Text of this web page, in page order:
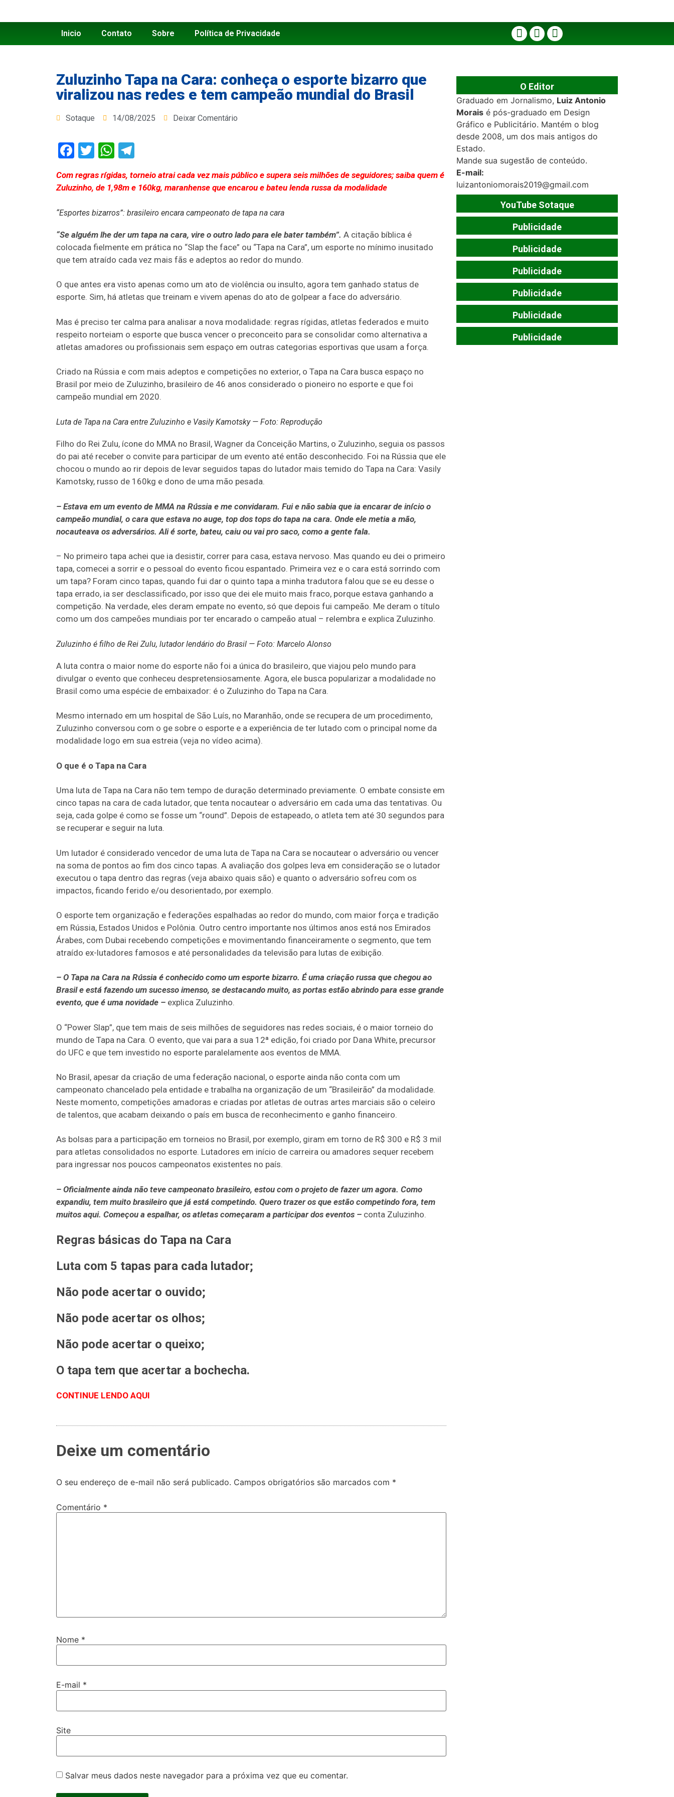
Inicio Contato Sobre Política de Privacidade
Zuluzinho Tapa na Cara: conheça o esporte bizarro que
viralizou nas redes e tem campeão mundial do Brasil
Sotaque 14/08/2025 Deixar Comentário
Facebook
TwitterWhatsApp
Com regras rígidas, torneio atrai cada vez mais público e supera seis milhões de seguidores; saiba quem é
Zuluzinho, de 1,98m e 160kg, maranhense que encarou e bateu lenda russa da modalidade
“Esportes bizarros”: brasileiro encara campeonato de tapa na cara
“Se alguém lhe der um tapa na cara, vire o outro lado para ele bater também”. A citação bíblica é
colocada fielmente em prática no “Slap the face” ou “Tapa na Cara”, um esporte no mínimo inusitado
que tem atraído cada vez mais fãs e adeptos ao redor do mundo.
O que antes era visto apenas como um ato de violência ou insulto, agora tem ganhado status de
esporte. Sim, há atletas que treinam e vivem apenas do ato de golpear a face do adversário.
Mas é preciso ter calma para analisar a nova modalidade: regras rígidas, atletas federados e muito
respeito norteiam o esporte que busca vencer o preconceito para se consolidar como alternativa a
atletas amadores ou profissionais sem espaço em outras categorias esportivas que usam a força.
Criado na Rússia e com mais adeptos e competições no exterior, o Tapa na Cara busca espaço no
Brasil por meio de Zuluzinho, brasileiro de 46 anos considerado o pioneiro no esporte e que foi
campeão mundial em 2020.
Luta de Tapa na Cara entre Zuluzinho e Vasily Kamotsky — Foto: Reprodução
Filho do Rei Zulu, ícone do MMA no Brasil, Wagner da Conceição Martins, o Zuluzinho, seguia os passos
do pai até receber o convite para participar de um evento até então desconhecido. Foi na Rússia que ele
chocou o mundo ao rir depois de levar seguidos tapas do lutador mais temido do Tapa na Cara: Vasily
Kamotsky, russo de 160kg e dono de uma mão pesada.
– Estava em um evento de MMA na Rússia e me convidaram. Fui e não sabia que ia encarar de início o
campeão mundial, o cara que estava no auge, top dos tops do tapa na cara. Onde ele metia a mão,
nocauteava os adversários. Ali é sorte, bateu, caiu ou vai pro saco, como a gente fala.
– No primeiro tapa achei que ia desistir, correr para casa, estava nervoso. Mas quando eu dei o primeiro
tapa, comecei a sorrir e o pessoal do evento ficou espantado. Primeira vez e o cara está sorrindo com
um tapa? Foram cinco tapas, quando fui dar o quinto tapa a minha tradutora falou que se eu desse o
tapa errado, ia ser desclassificado, por isso que dei ele muito mais fraco, porque estava ganhando a
competição. Na verdade, eles deram empate no evento, só que depois fui campeão. Me deram o título
como um dos campeões mundiais por ter encarado o campeão atual – relembra e explica Zuluzinho.
Zuluzinho é filho de Rei Zulu, lutador lendário do Brasil — Foto: Marcelo Alonso
A luta contra o maior nome do esporte não foi a única do brasileiro, que viajou pelo mundo para
divulgar o evento que conheceu despretensiosamente. Agora, ele busca popularizar a modalidade no
Brasil como uma espécie de embaixador: é o Zuluzinho do Tapa na Cara.
Mesmo internado em um hospital de São Luís, no Maranhão, onde se recupera de um procedimento,
Zuluzinho conversou com o ge sobre o esporte e a experiência de ter lutado com o principal nome da
modalidade logo em sua estreia (veja no vídeo acima).
O que é o Tapa na Cara
Uma luta de Tapa na Cara não tem tempo de duração determinado previamente. O embate consiste em
cinco tapas na cara de cada lutador, que tenta nocautear o adversário em cada uma das tentativas. Ou
seja, cada golpe é como se fosse um “round”. Depois de estapeado, o atleta tem até 30 segundos para
se recuperar e seguir na luta.
Um lutador é considerado vencedor de uma luta de Tapa na Cara se nocautear o adversário ou vencer
na soma de pontos ao fim dos cinco tapas. A avaliação dos golpes leva em consideração se o lutador
executou o tapa dentro das regras (veja abaixo quais são) e quanto o adversário sofreu com os
impactos, ficando ferido e/ou desorientado, por exemplo.
O esporte tem organização e federações espalhadas ao redor do mundo, com maior força e tradição
em Rússia, Estados Unidos e Polônia. Outro centro importante nos últimos anos está nos Emirados
Árabes, com Dubai recebendo competições e movimentando financeiramente o segmento, que tem
atraído ex-lutadores famosos e até personalidades da televisão para lutas de exibição.
– O Tapa na Cara na Rússia é conhecido como um esporte bizarro. É uma criação russa que chegou ao
Brasil e está fazendo um sucesso imenso, se destacando muito, as portas estão abrindo para esse grande
evento, que é uma novidade – explica Zuluzinho.
O “Power Slap”, que tem mais de seis milhões de seguidores nas redes sociais, é o maior torneio do
mundo de Tapa na Cara. O evento, que vai para a sua 12ª edição, foi criado por Dana White, precursor
do UFC e que tem investido no esporte paralelamente aos eventos de MMA.
No Brasil, apesar da criação de uma federação nacional, o esporte ainda não conta com um
campeonato chancelado pela entidade e trabalha na organização de um “Brasileirão” da modalidade.
Neste momento, competições amadoras e criadas por atletas de outras artes marciais são o celeiro
de talentos, que acabam deixando o país em busca de reconhecimento e ganho financeiro.
As bolsas para a participação em torneios no Brasil, por exemplo, giram em torno de R$ 300 e R$ 3 mil
para atletas consolidados no esporte. Lutadores em início de carreira ou amadores sequer recebem
para ingressar nos poucos campeonatos existentes no país.
– Oficialmente ainda não teve campeonato brasileiro, estou com o projeto de fazer um agora. Como
expandiu, tem muito brasileiro que já está competindo. Quero trazer os que estão competindo fora, tem
muitos aqui. Começou a espalhar, os atletas começaram a participar dos eventos – conta Zuluzinho.
Regras básicas do Tapa na Cara
Luta com 5 tapas para cada lutador;
Não pode acertar o ouvido;
Não pode acertar os olhos;
Não pode acertar o queixo;
O tapa tem que acertar a bochecha.
CONTINUE LENDO AQUI
Deixe um comentário
O seu endereço de e-mail não será publicado. Campos obrigatórios são marcados com *
Comentário *
Nome *
E-mail *
Site
Salvar meus dados neste navegador para a próxima vez que eu comentar.
O Editor
Graduado em Jornalismo, Luiz Antonio
Morais é pós-graduado em Design
Gráfico e Publicitário. Mantém o blog
desde 2008, um dos mais antigos do
Estado.
Mande sua sugestão de conteúdo.
E-mail:
luizantoniomorais2019@gmail.com
YouTube Sotaque
Publicidade
Publicidade
Publicidade
Publicidade
Publicidade
Publicidade